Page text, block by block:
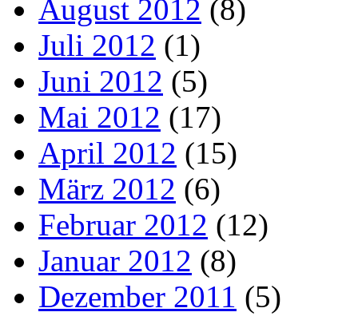
August 2012 (8)
Juli 2012 (1)
Juni 2012 (5)
Mai 2012 (17)
April 2012 (15)
März 2012 (6)
Februar 2012 (12)
Januar 2012 (8)
Dezember 2011 (5)